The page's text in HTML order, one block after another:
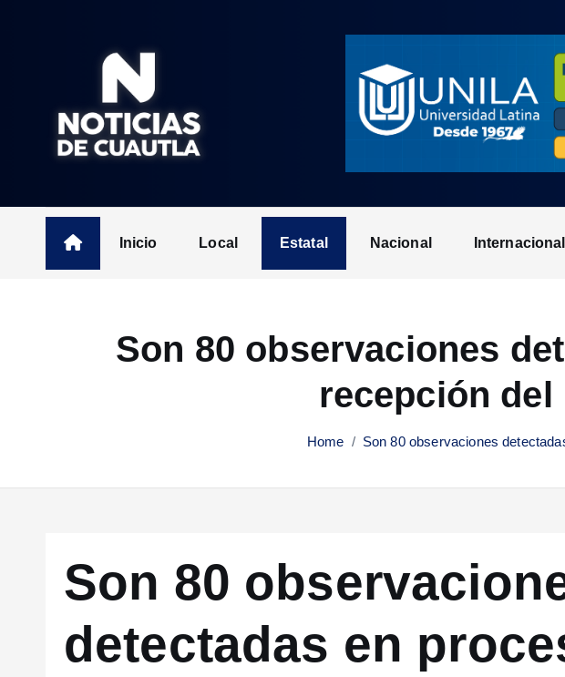
n
Inicio Local Estatal Nacional Internacional
Son 80 observaciones
recepción
Home Son 80 observaciones
Son 80
detectadas en